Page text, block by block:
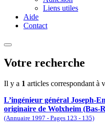
Liens utiles
Aide
Contact
Votre recherche
Il y a 1 articles correspondant à
L’ingénieur général Joseph-
originaire de Wolxheim (Bas-
(Annuaire 1997 - Pages 123 - 135)